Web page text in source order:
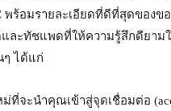
พร้อมรายละเอียดที่ดีที่สุดของข
ละทัชแพดที่ให้ความรู้สึกดียามใ
ๆ ได้แก่
หม่ที่จะนำคุณเข้าสู่จุดเชื่อมต่อ